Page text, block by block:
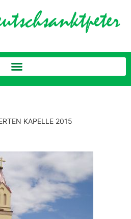
KAPELLE 2015